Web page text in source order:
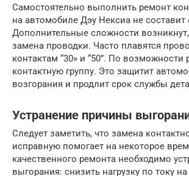
Самостоятельно выполнить ремонт
на автомобиле Дэу Нексиа не составит
Дополнительные сложности
замена проводки. Часто плавятся
контактам “30» и “50”. По возможности
контактную группу. Это защитит
возгорания и продлит срок службы
Устранение причины
Следует заметить, что замена
исправную помогает на некоторое
качественного ремонта необходимо
выгорания: снизить нагрузку по току